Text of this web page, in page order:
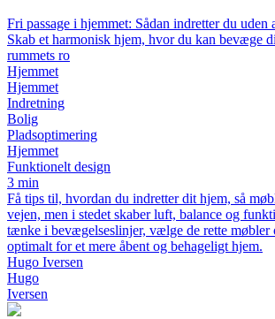
Fri passage i hjemmet: Sådan indretter du uden
Skab et harmonisk hjem, hvor du kan bevæge
rummets ro
Hjemmet
Hjemmet
Indretning
Bolig
Pladsoptimering
Hjemmet
Funktionelt design
3 min
Få tips til, hvordan du indretter dit hjem, så
vejen, men i stedet skaber luft, balance og
tænke i bevægelseslinjer, vælge de rette møbler
optimalt for et mere åbent og behageligt hjem.
Hugo Iversen
Hugo
Iversen